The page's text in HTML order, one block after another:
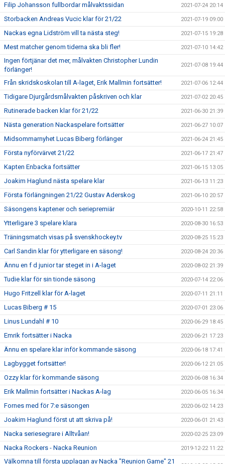
Filip Johansson fullbordar målvaktssidan 2021-07-24 20:14
Storbacken Andreas Vucic klar för 21/22 2021-07-19 09:00
Nackas egna Lidström vill ta nästa steg! 2021-07-15 19:28
Mest matcher genom tiderna ska bli fler! 2021-07-10 14:42
Ingen förtjänar det mer, målvakten Christopher Lundin
förlänger!
2021-07-08 19:44
Från skridskoskolan till A-laget, Erik Mallmin fortsätter! 2021-07-06 12:44
Tidigare Djurgårdsmålvakten påskriven och klar 2021-07-02 20:45
Rutinerade backen klar för 21/22 2021-06-30 21:39
Nästa generation Nackaspelare fortsätter 2021-06-27 10:07
Midsommarnyhet Lucas Biberg förlänger 2021-06-24 21:45
Första nyförvärvet 21/22 2021-06-17 21:47
Kapten Enbacka fortsätter 2021-06-15 13:05
Joakim Haglund nästa spelare klar 2021-06-13 11:23
Första förlängningen 21/22 Gustav Aderskog 2021-06-10 20:57
Säsongens kaptener och seriepremiär 2020-10-11 22:58
Ytterligare 3 spelare klara 2020-08-30 16:53
Träningsmatch visas på svenskhockey.tv 2020-08-25 15:23
Carl Sandin klar för ytterligare en säsong! 2020-08-24 20:36
Ännu en f d junior tar steget in i A-laget 2020-08-02 21:39
Tudie klar för sin tionde säsong 2020-07-14 22:06
Hugo Fritzell klar för A-laget 2020-07-11 21:11
Lucas Biberg # 15 2020-07-01 23:06
Linus Lundahl # 10 2020-06-29 18:45
Emrik fortsätter i Nacka 2020-06-21 17:23
Ännu en spelare klar inför kommande säsong 2020-06-18 17:41
Lagbygget fortsätter! 2020-06-12 21:05
Ozzy klar för kommande säsong 2020-06-08 16:34
Erik Mallmin fortsätter i Nackas A-lag 2020-06-05 16:34
Fornes med för 7:e säsongen 2020-06-02 14:23
Joakim Haglund först ut att skriva på! 2020-06-01 21:43
Nacka seriesegrare i Alltvåan! 2020-02-25 23:09
Nacka Rockers - Nacka Reunion 2019-12-22 11:22
Välkomna till första upplagan av Nacka "Reunion Game" 21